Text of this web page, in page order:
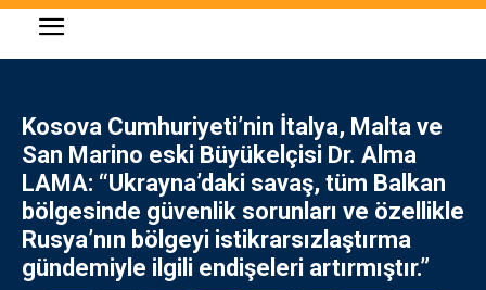
Kosova Cumhuriyeti’nin İtalya, Malta ve
San Marino eski Büyükelçisi Dr. Alma
LAMA: “Ukrayna’daki savaş, tüm Balkan
bölgesinde güvenlik sorunları ve özellikle
Rusya’nın bölgeyi istikrarsızlaştırma
gündemiyle ilgili endişeleri artırmıştır.”